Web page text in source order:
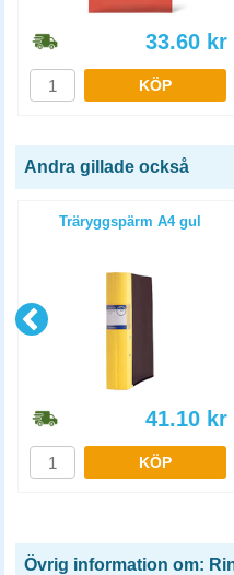
33.60 kr
KÖP
Andra gillade också
Träryggspärm A4 gul
41.10 kr
KÖP
Övrig information om: